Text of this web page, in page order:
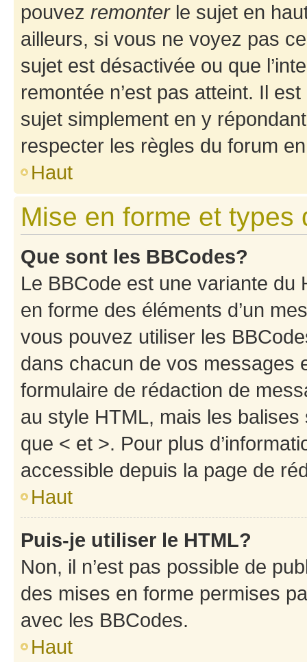
pouvez remonterle sujet en
ailleurs, si vous ne voyez pas
sujet est désactivée ou que
remontée n’est pas atteint. Il
sujet simplement en y
respecter les règles du forum
Haut
Mise en forme et types
Que sont les BBCodes?
Le BBCode est une variante du
en forme des éléments d’un
vous pouvez utiliser les
dans chacun de vos messages
formulaire de rédaction de
au style HTML, mais les
que < et >. Pour plus
accessible depuis la page de
Haut
Puis-je utiliser le HTML?
Non, il n’est pas possible de
des mises en forme permises
avec les BBCodes.
Haut